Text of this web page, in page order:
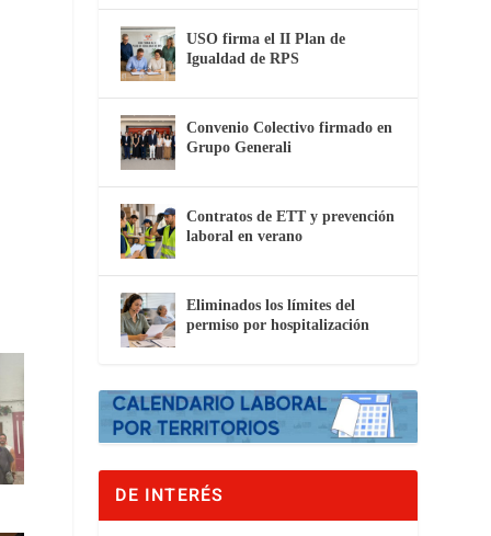
USO firma el II Plan de
Igualdad de RPS
Convenio Colectivo firmado en
Grupo Generali
Contratos de ETT y prevención
laboral en verano
Eliminados los límites del
permiso por hospitalización
DE INTERÉS